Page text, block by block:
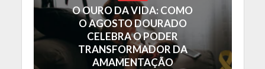
O OURO DA VIDA: COMO
O AGOSTO DOURADO
CELEBRA O PODER
TRANSFORMADOR DA
AMAMENTAÇÃO